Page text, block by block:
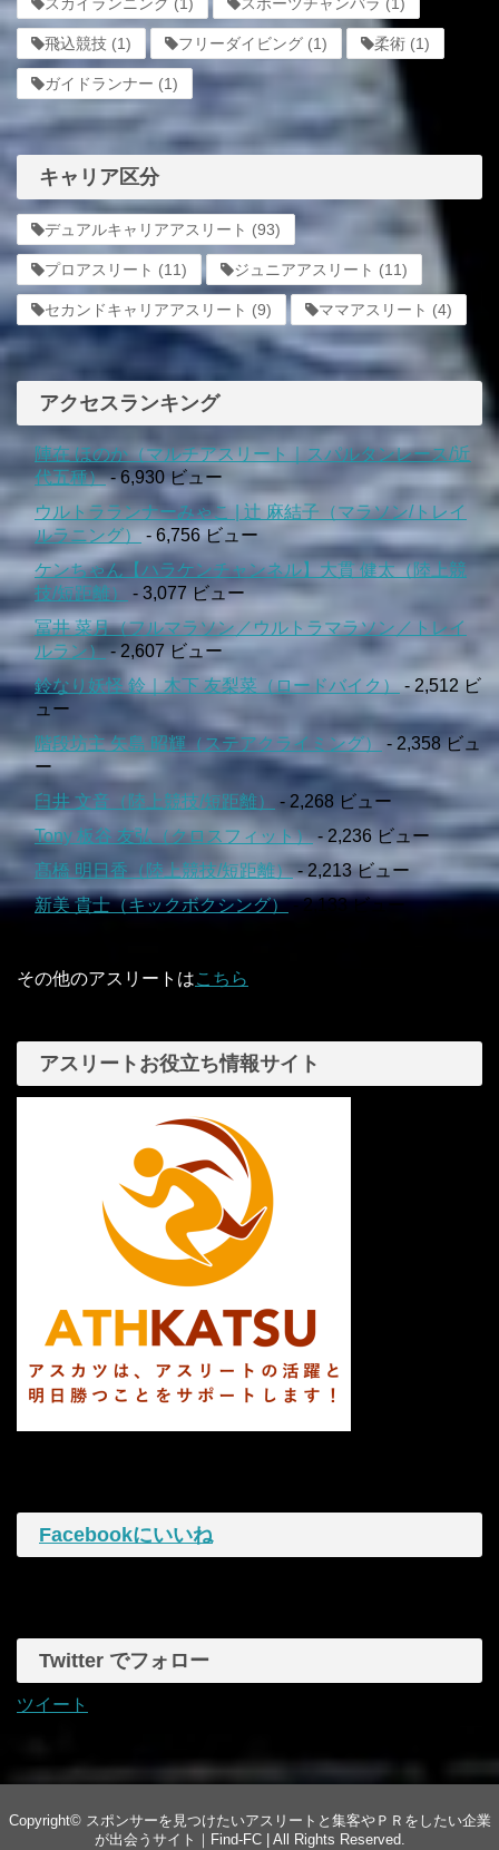
スカイランニング (1) スポーツチャンバラ (1)
飛込競技 (1) フリーダイビング (1) 柔術 (1)
ガイドランナー (1)
キャリア区分
デュアルキャリアアスリート (93)
プロアスリート (11) ジュニアアスリート (11)
セカンドキャリアアスリート (9) ママアスリート (4)
アクセスランキング
陣在 ほのか（マルチアスリート｜スパルタンレース/近
代五種）- 6,930 ビュー
ウルトラランナーみゃこ | 辻 麻結子（マラソン/トレイ
ルラニング）
- 6,756 ビュー
ケンちゃん【ハラケンチャンネル】大貫 健太（陸上競
技/短距離）
- 3,077 ビュー
冨井 菜月（フルマラソン／ウルトラマラソン／トレイ
ルラン）- 2,607 ビュー
鈴なり妖怪 鈴｜木下 友梨菜（ロードバイク）
- 2,512 ビ
ュー
階段坊主 矢島 昭輝（ステアクライミング）
- 2,358 ビュ
ー
臼井 文音（陸上競技/短距離）
- 2,268 ビュー
Tony 板谷 友弘（クロスフィット）- 2,236 ビュー
髙橋 明日香（陸上競技/短距離）- 2,213 ビュー
新美 貴士（キックボクシング）- 2,133 ビュー
その他のアスリートはこちら
アスリートお役立ち情報サイト
Facebookにいいね
Twitter でフォロー
ツイート
Copyright© スポンサーを見つけたいアスリートと集客やＰＲをしたい企業
が出会うサイト｜Find-FC |
All Rights Reserved.